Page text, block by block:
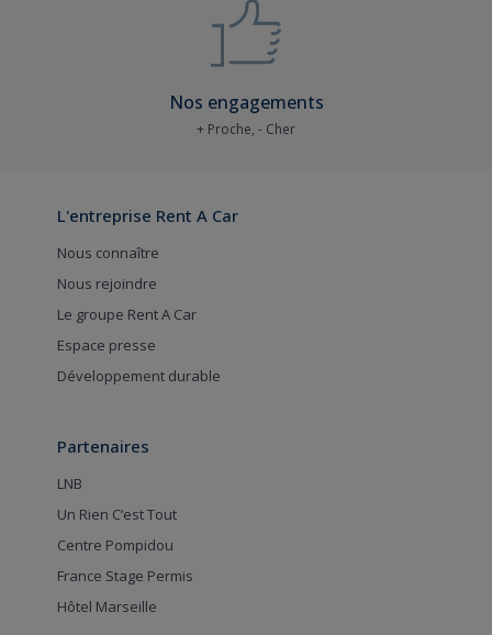
Nos engagements
+ Proche, - Cher
L'entreprise Rent A Car
Nous connaître
Nous rejoindre
Le groupe Rent A Car
Espace presse
Développement durable
Partenaires
LNB
Un Rien C’est Tout
Centre Pompidou
France Stage Permis
Hôtel Marseille